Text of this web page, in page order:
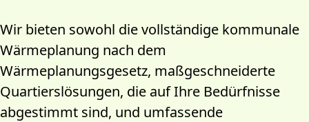
Wir bieten sowohl die vollständige kommunale
Wärmeplanung nach dem
Wärmeplanungsgesetz, maßgeschneiderte
Quartierslösungen, die auf Ihre Bedürfnisse
abgestimmt sind, und umfassende